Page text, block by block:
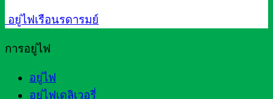
อยู่ไฟเรือนรดารมย์
การอยู่ไฟ
อยู่ไฟ
อยู่ไฟเดลิเวอรี่